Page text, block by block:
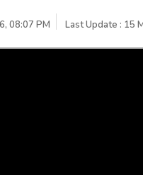
08:07 PM Last Update : 15